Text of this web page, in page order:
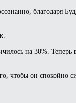
благодаря
на 30%.
чтобы он